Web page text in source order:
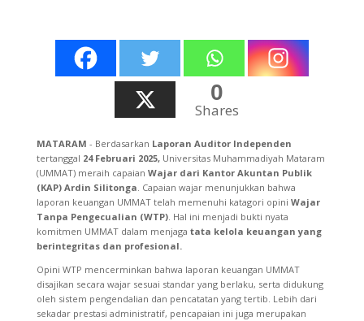
0
Shares
MATARAM - Berdasarkan Laporan Auditor Independen
tertanggal 24 Februari 2025,Universitas Muhammadiyah Mataram
(UMMAT) meraih capaian Wajar dari Kantor Akuntan Publik
(KAP) Ardin Silitonga. Capaian wajar menunjukkan bahwa
laporan keuangan UMMAT telah memenuhi katagori opini Wajar
Tanpa Pengecualian (WTP). Hal ini menjadi bukti nyata
komitmen UMMAT dalam menjaga tata kelola keuangan yang
berintegritas dan profesional.
Opini WTP mencerminkan bahwa laporan keuangan UMMAT
disajikan secara wajar sesuai standar yang berlaku, serta didukung
oleh sistem pengendalian dan pencatatan yang tertib. Lebih dari
sekadar prestasi administratif, pencapaian ini juga merupakan